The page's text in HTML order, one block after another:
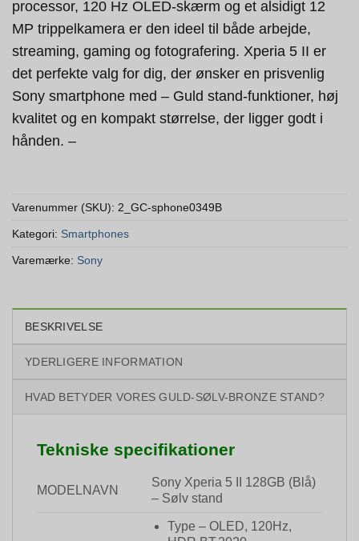
processor, 120 Hz OLED-skærm og et alsidigt 12
MP trippelkamera er den ideel til både arbejde,
streaming, gaming og fotografering. Xperia 5 II er
det perfekte valg for dig, der ønsker en prisvenlig
Sony smartphone med – Guld stand-funktioner, høj
kvalitet og en kompakt størrelse, der ligger godt i
hånden. –
Varenummer (SKU): 2_GC-sphone0349B
Kategori: Smartphones
Varemærke: Sony
BESKRIVELSE
YDERLIGERE INFORMATION
HVAD BETYDER VORES GULD-SØLV-BRONZE STAND?
Tekniske specifikationer
MODELNAVN
Sony Xperia 5 II 128GB (Blå)
– Sølv stand
Type – OLED, 120Hz,